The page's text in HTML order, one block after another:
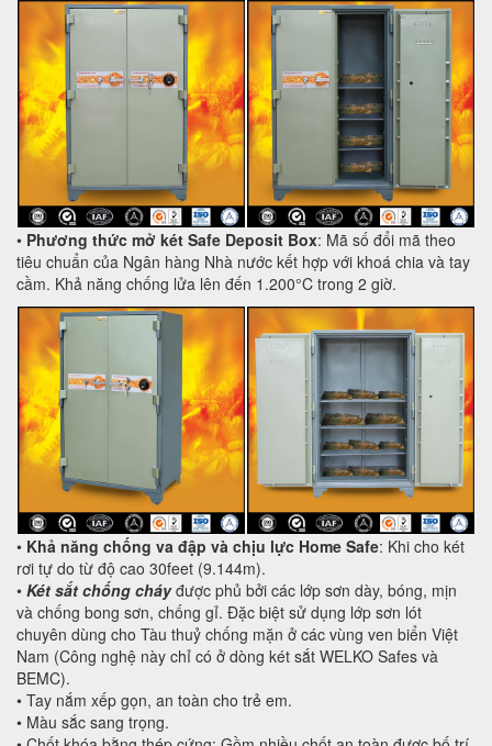
• Phương thức mở két Safe Deposit Box: Mã số đổi mã theo
tiêu chuẩn của Ngân hàng Nhà nước kết hợp với khoá chia và tay
cầm. Khả năng chống lửa lên đến 1.200°C trong 2 giờ.
• Khả năng chống va đập và chịu lực Home Safe: Khi cho két
rơi tự do từ độ cao 30feet (9.144m).
• Két sắt chống cháyđược phủ bởi các lớp sơn dày, bóng, mịn
và chống bong sơn, chống gỉ. Đặc biệt sử dụng lớp sơn lót
chuyên dùng cho Tàu thuỷ chống mặn ở các vùng ven biển Việt
Nam (Công nghệ này chỉ có ở dòng két sắt WELKO Safes và
BEMC).
• Tay nắm xếp gọn, an toàn cho trẻ em.
• Màu sắc sang trọng.